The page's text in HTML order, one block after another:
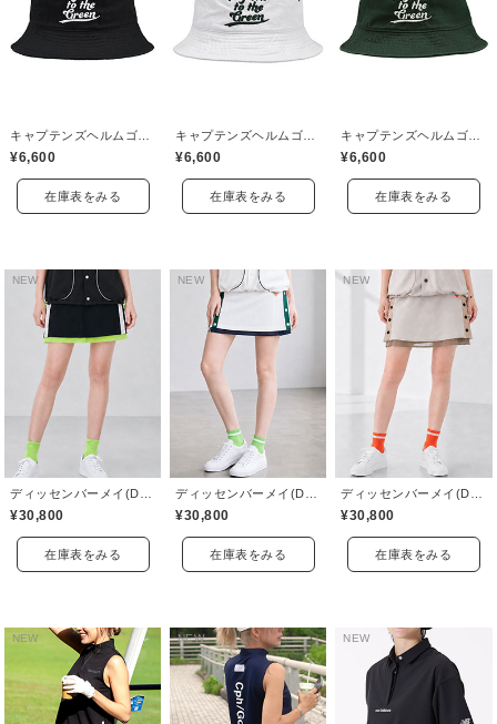
¥6,600
在庫表をみる
¥6,600
在庫表をみる
¥6,600
在庫表をみる
NEW
¥30,800
在庫表をみる
NEW
¥30,800
在庫表をみる
NEW
¥30,800
在庫表をみる
NEW NEW NEW